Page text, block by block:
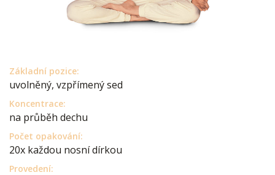
Základní pozice:
uvolněný, vzpřímený sed
Koncentrace:
na průběh dechu
Počet opakování:
20x každou nosní dírkou
Provedení: